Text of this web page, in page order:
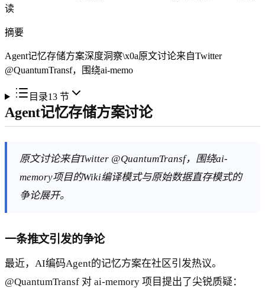
读
摘要
Agent记忆存储方案深度洞察\x0a原文讨论来自Twitter
@QuantumTransf，围绕ai-memo
目录13节
Agent记忆存储方案讨论
原文讨论来自Twitter @QuantumTransf，围绕ai-
memory项目的Wiki编译模式与原始数据直存模式的
争论展开。
一条推文引发的争论
最近，AI编码Agent的记忆方案在社区引发热议。
@QuantumTransf 对 ai-memory 项目提出了尖锐质疑：